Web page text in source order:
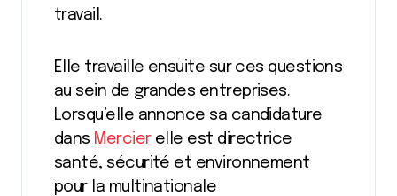
travail.
Elle travaille ensuite sur ces questions
au sein de grandes entreprises.
Lorsqu’elle annonce sa candidature
dans Mercierelle est directrice
santé, sécurité et environnement
pour la multinationale